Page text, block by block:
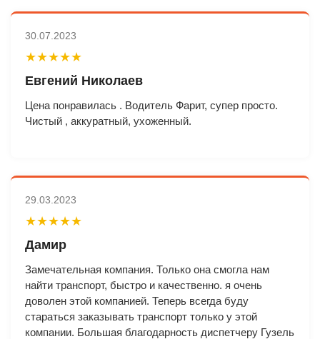
30.07.2023
★★★★★
Евгений Николаев
Цена понравилась . Водитель Фарит, супер просто.
Чистый , аккуратный, ухоженный.
29.03.2023
★★★★★
Дамир
Замечательная компания. Только она смогла нам
найти транспорт, быстро и качественно. я очень
доволен этой компанией. Теперь всегда буду
стараться заказывать транспорт только у этой
компании. Большая благодарность диспетчеру Гузель